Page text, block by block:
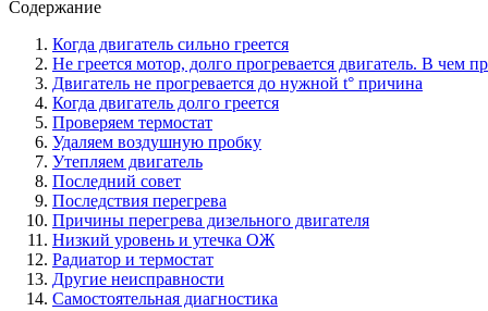
Содержание
Когда двигатель сильно греется
Не греется мотор, долго прогревается двигатель. В чем
Двигатель не прогревается до нужной t° причина
Когда двигатель долго греется
Проверяем термостат
Удаляем воздушную пробку
Утепляем двигатель
Последний совет
Последствия перегрева
Причины перегрева дизельного двигателя
Низкий уровень и утечка ОЖ
Радиатор и термостат
Другие неисправности
Самостоятельная диагностика